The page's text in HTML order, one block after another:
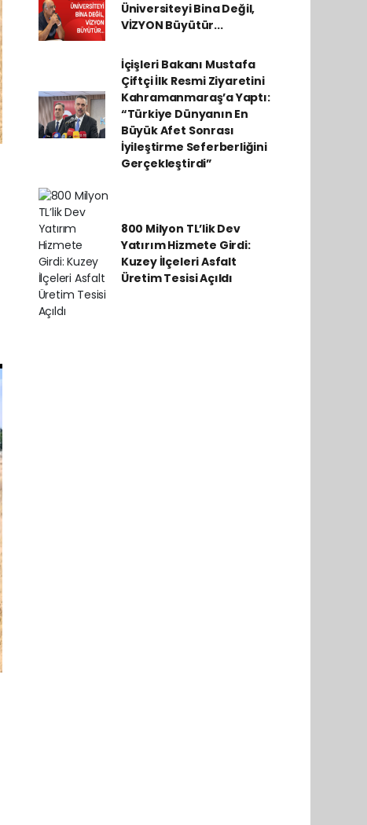
Üniversiteyi Bina Değil,
VİZYON Büyütür...
İçişleri Bakanı Mustafa
Çiftçi İlk Resmi Ziyaretini
Kahramanmaraş’a Yaptı:
“Türkiye Dünyanın En
Büyük Afet Sonrası
İyileştirme Seferberliğini
Gerçekleştirdi”
800 Milyon TL’lik Dev
Yatırım Hizmete Girdi:
Kuzey İlçeleri Asfalt
Üretim Tesisi Açıldı